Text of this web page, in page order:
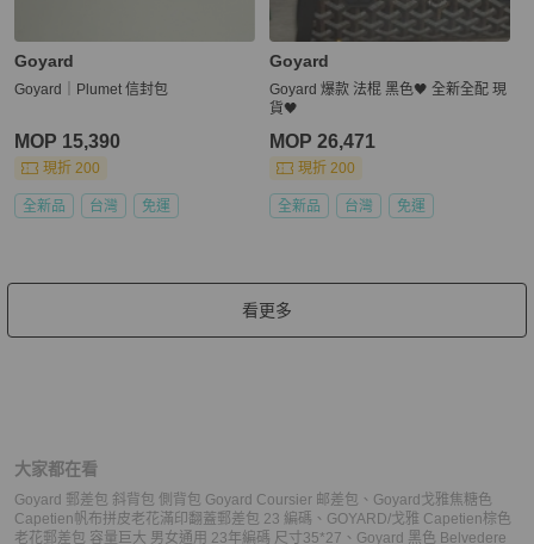
Goyard
Goyard｜Plumet 信封包
MOP 15,390
現折 200
全新品 台灣 免運
Goyard
Goyard 爆款 法棍 黑色🖤 全新全配 現
貨🖤
MOP 26,471
現折 200
全新品 台灣 免運
看更多
大家都在看
Goyard 郵差包 斜背包 側背包 Goyard Coursier 邮差包 、 Goyard戈雅焦糖色
Capetien帆布拼皮老花滿印翻蓋郵差包 23 編碼 、 GOYARD/戈雅 Capetien棕色
老花郵差包 容量巨大 男女通用 23年編碼 尺寸35*27 、 Goyard 黑色 Belvedere